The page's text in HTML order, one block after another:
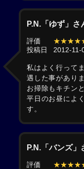
P.N.「ゆず」さ
評価
投稿日
2012-11-
私はよく行って
遇した事があり
お掃除もキチン
平日のお昼によ
す。
P.N.「バンズ」
評価